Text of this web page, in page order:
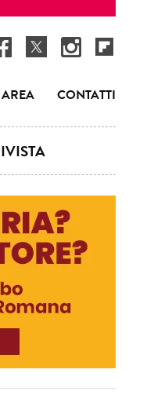
CONTATTI